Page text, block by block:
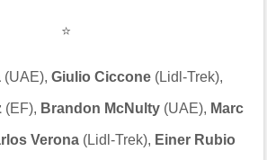
⭐
(UAE), Giulio Ciccone (Lidl-Trek),
(EF), Brandon McNulty (UAE), Marc
Verona (Lidl-Trek), Einer Rubio